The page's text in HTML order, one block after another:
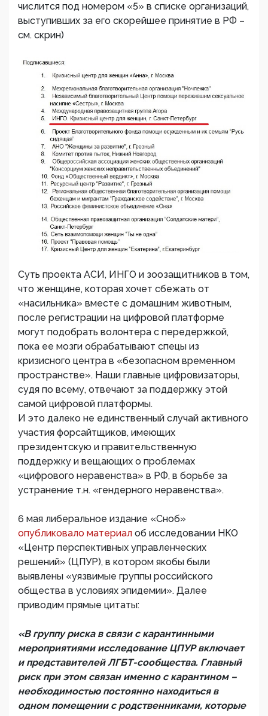
числится под номером «5» в списке организаций,
выступивших за его скорейшее принятие в РФ –
см. скрин)
Суть проекта АСИ, ИНГО и зоозащитников в том,
что женщине, которая хочет сбежать от
«насильника» вместе с домашним животным,
после регистрации на цифровой платформе
могут подобрать волонтера с передержкой,
пока ее мозги обрабатывают спецы из
кризисного центра в «безопасном временном
пространстве». Наши главные цифровизаторы,
судя по всему, отвечают за поддержку этой
самой цифровой платформы.
И это далеко не единственный случай активного
участия форсайтщиков, имеющих
президентскую и правительственную
поддержку и вещающих о проблемах
«цифрового неравенства» в РФ, в борьбе за
устранение т.н. «гендерного неравенства».
6 мая либеральное издание «Сноб»
опубликовало материал об исследовании НКО
«Центр перспективных управленческих
решений» (ЦПУР), в котором якобы были
выявлены «уязвимые группы российского
общества в условиях эпидемии». Далее
приводим прямые цитаты:
«В группу риска в связи с карантинными
мероприятиями исследование ЦПУР включает
и представителей ЛГБТ-сообщества. Главный
риск при этом связан именно с карантином –
необходимостью постоянно находиться в
одном помещении с родственниками, которые